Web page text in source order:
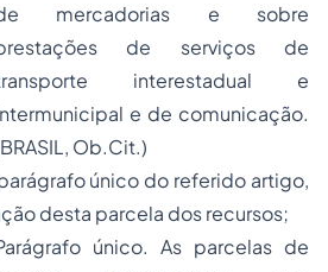
mercadorias e sobre
de serviços de
interestadual e
e de comunicação.
Ob.Cit.)
único do referido artigo,
desta parcela dos recursos;
único. As parcelas de